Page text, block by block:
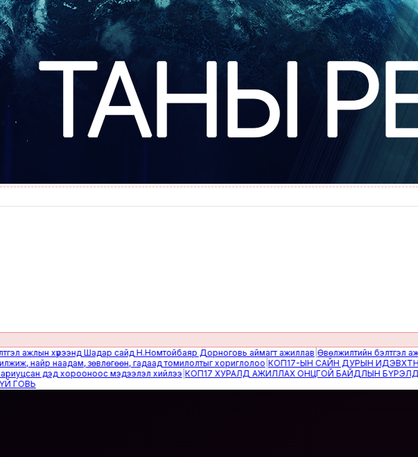
хүрээнд Шадар сайд Н.Номтойбаяр Дорноговь аймагт ажиллав|Өвөлжилтийн бэлтгэл ажлын
наадам, зөвлөгөөн, гадаад томилолтыг хориглолоо|КОП17-ЫН САЙН ДУРЫН
дэд хорооноос мэдээлэл хийлээ|КОП17 ХУРАЛД АЖИЛЛАХ ОНЦГОЙ БАЙДЛЫН